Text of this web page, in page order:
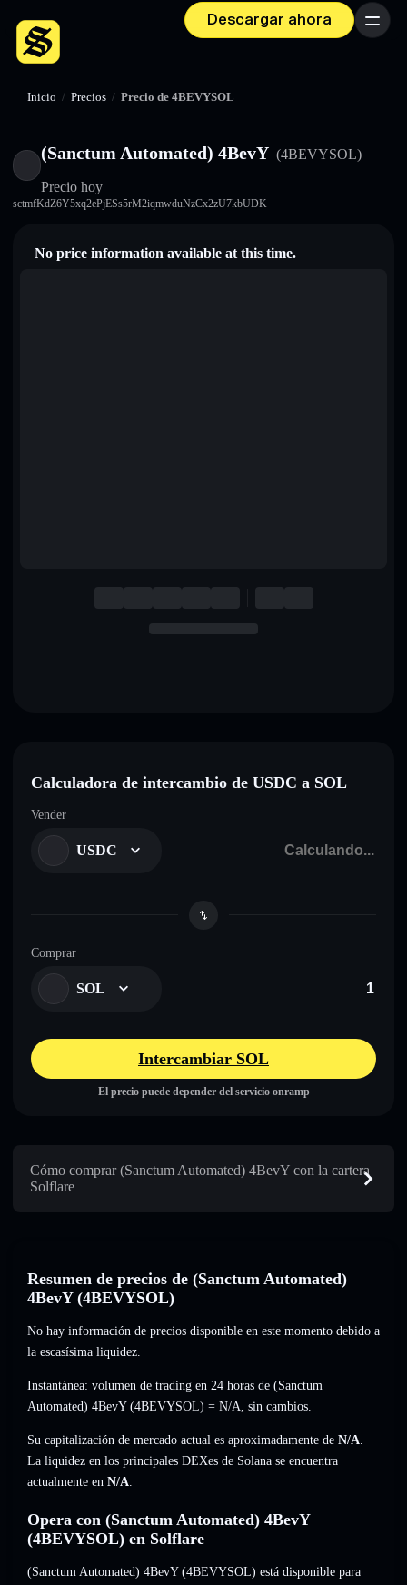
Descargar ahora Menú
Inicio / Precios / Precio de 4BEVYSOL
(Sanctum Automated) 4BevY (4BEVYSOL)
Precio hoy
sctmfKdZ6Y5xq2ePjESs5rM2iqmwduNzCx2zU7kbUDK
No price information available at this time.
Calculadora de intercambio de USDC a SOL
Vender
USDC
Comprar
SOL
Intercambiar SOL
El precio puede depender del servicio onramp
Cómo comprar (Sanctum Automated) 4BevY con la cartera
Solflare
Resumen de precios de (Sanctum Automated)
4BevY (4BEVYSOL)
No hay información de precios disponible en este momento debido a
la escasísima liquidez.
Instantánea: volumen de trading en 24 horas de (Sanctum
Automated) 4BevY (4BEVYSOL) = N/A, sin cambios.
Su capitalización de mercado actual es aproximadamente de N/A.
La liquidez en los principales DEXes de Solana se encuentra
actualmente en N/A.
Opera con (Sanctum Automated) 4BevY
(4BEVYSOL) en Solflare
(Sanctum Automated) 4BevY (4BEVYSOL) está disponible para